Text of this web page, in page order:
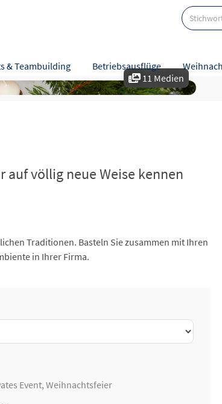
& Teambuilding Betriebsausflüge
11 Medien
auf völlig neue Weise kennen
Karte Bewertungen
Traditionen. Basteln Sie zusammen mit Ihren
in Ihrer Firma.
Event,Weihnachtsfeier